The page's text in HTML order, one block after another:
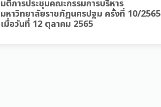
มติการประชุมคณะกรรมการบริหาร
มหาวิทยาลัยราชภัฏนครปฐม ครั้งที่ 10/2565
เมื่อวันที่ 12 ตุลาคม 2565